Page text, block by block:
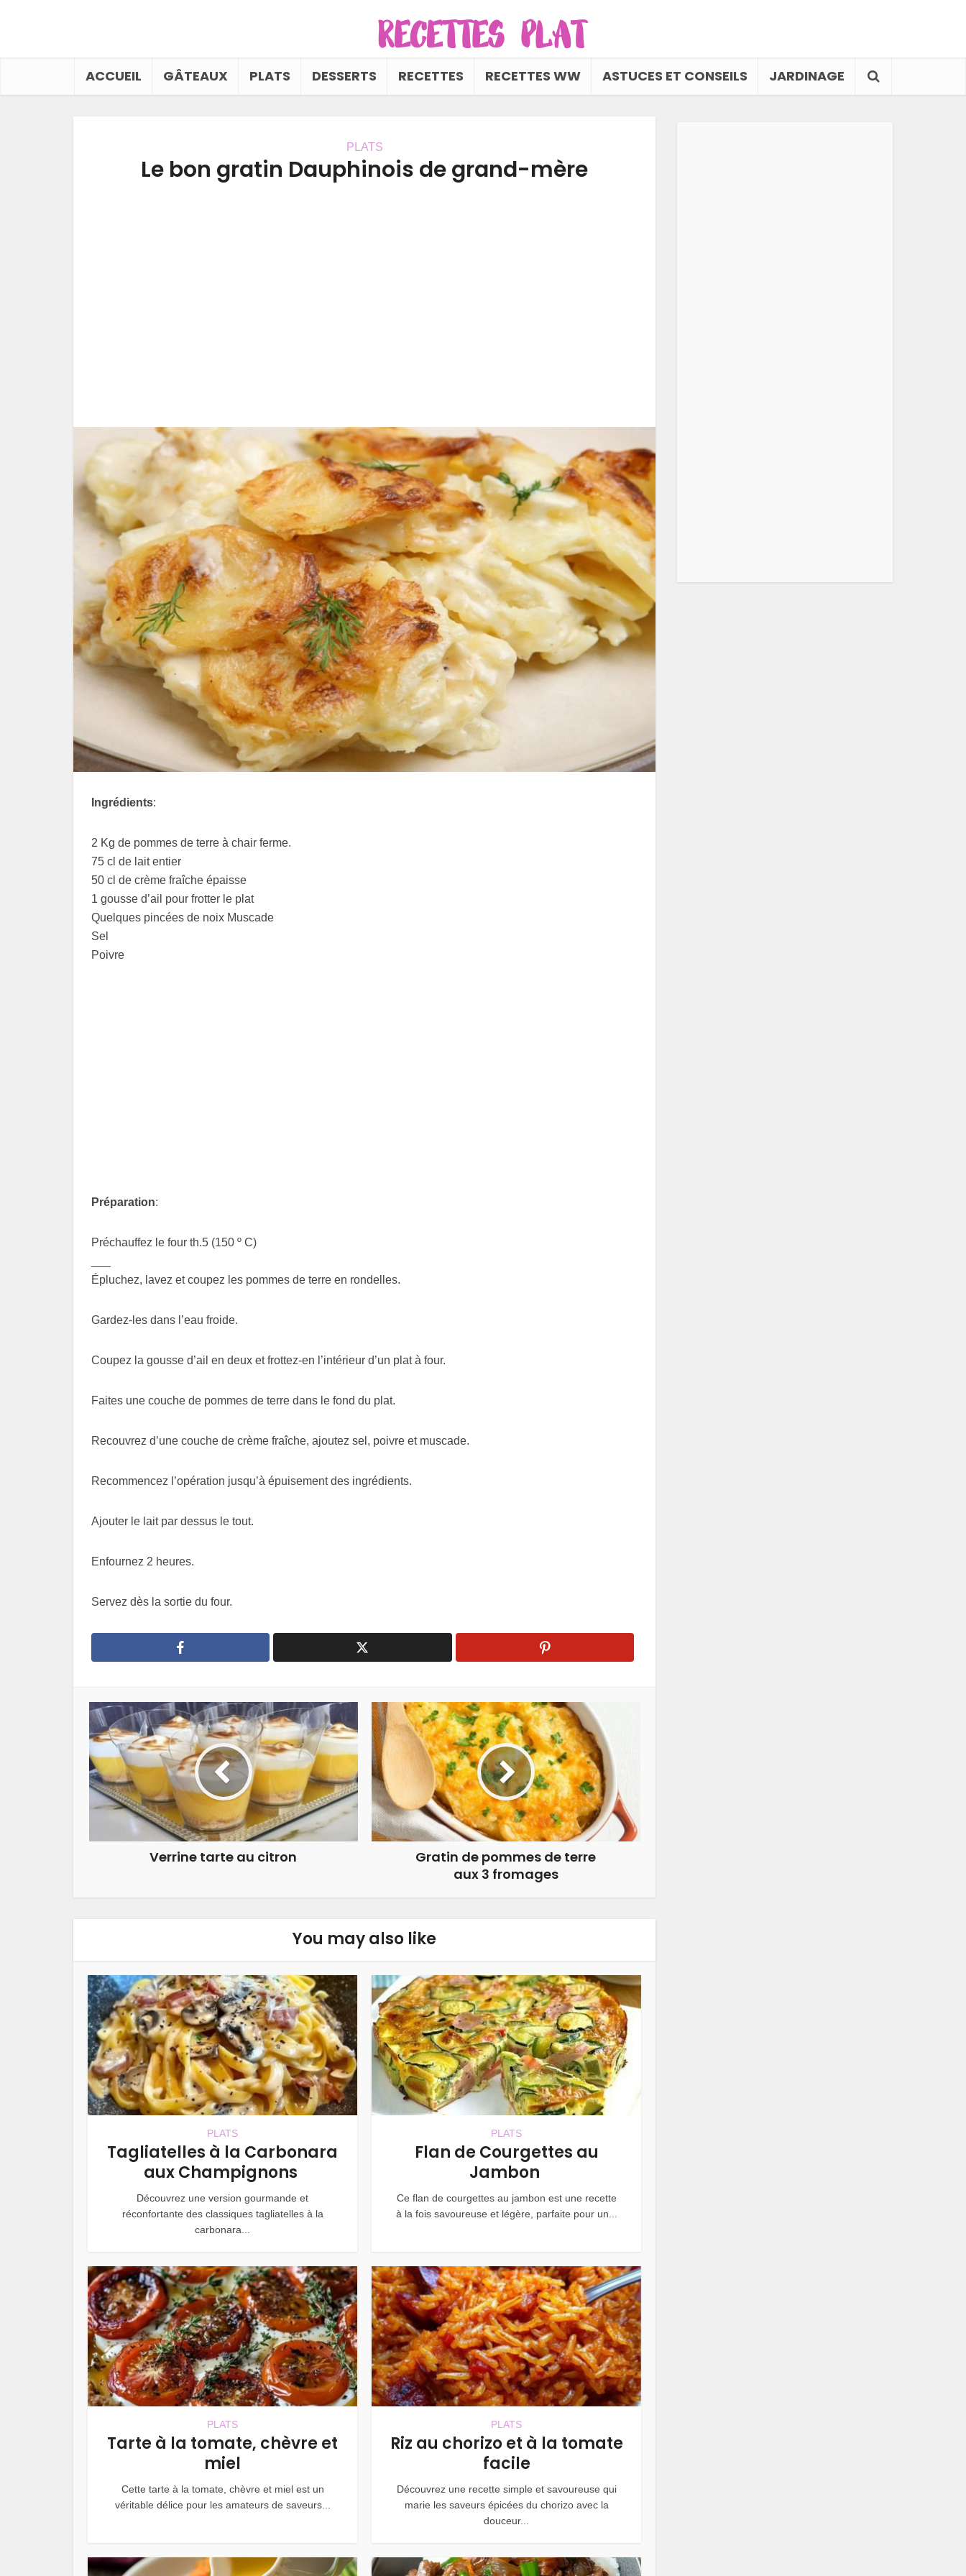
ACCUEIL GÂTEAUX PLATS DESSERTS RECETTES RECETTES WW ASTUCES ET CONSEILS JARDINAGE
PLATS
Le bon gratin Dauphinois de grand-mère
Ingrédients:
2 Kg de pommes de terre à chair ferme.
75 cl de lait entier
50 cl de crème fraîche épaisse
1 gousse d’ail pour frotter le plat
Quelques pincées de noix Muscade
Sel
Poivre
Préparation:
Préchauffez le four th.5 (150 º C)
Épluchez, lavez et coupez les pommes de terre en rondelles.
Gardez-les dans l’eau froide.
Coupez la gousse d’ail en deux et frottez-en l’intérieur d’un plat à four.
Faites une couche de pommes de terre dans le fond du plat.
Recouvrez d’une couche de crème fraîche, ajoutez sel, poivre et muscade.
Recommencez l’opération jusqu’à épuisement des ingrédients.
Ajouter le lait par dessus le tout.
Enfournez 2 heures.
Servez dès la sortie du four.
Verrine tarte au citron
Gratin de pommes de terre
aux 3 fromages
You may also like
PLATS
Tagliatelles à la Carbonara
aux Champignons
Découvrez une version gourmande et
réconfortante des classiques tagliatelles à la
carbonara...
PLATS
Flan de Courgettes au
Jambon
Ce flan de courgettes au jambon est une recette
à la fois savoureuse et légère, parfaite pour un...
PLATS
Tarte à la tomate, chèvre et
miel
Cette tarte à la tomate, chèvre et miel est un
véritable délice pour les amateurs de saveurs...
PLATS
Riz au chorizo et à la tomate
facile
Découvrez une recette simple et savoureuse qui
marie les saveurs épicées du chorizo avec la
douceur...